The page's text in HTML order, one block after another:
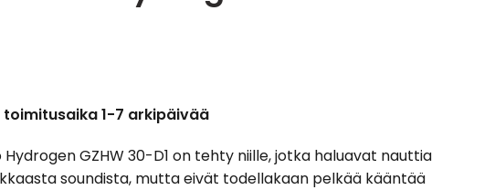
toimitusaika 1-7 arkipäivää
Hydrogen GZHW 30-D1 on tehty niille, jotka haluavat nauttia
soundista, mutta eivät todellakaan pelkää kääntää